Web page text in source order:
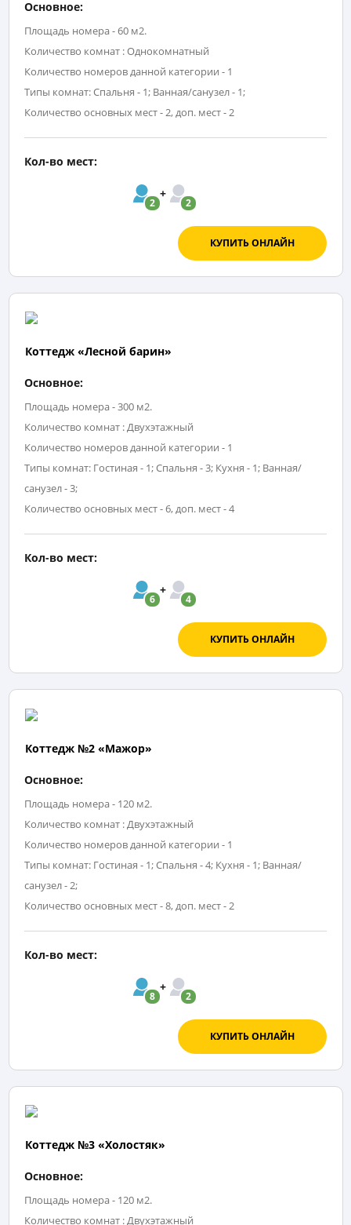
Основное:
Площадь номера - 60 м2.
Количество комнат : Однокомнатный
Количество номеров данной категории - 1
Типы комнат: Спальня - 1; Ванная/санузел - 1;
Количество основных мест - 2, доп. мест - 2
Кол-во мест:
2 2
КУПИТЬ ОНЛАЙН
Коттедж «Лесной барин»
Основное:
Площадь номера - 300 м2.
Количество комнат : Двухэтажный
Количество номеров данной категории - 1
Типы комнат: Гостиная - 1; Спальня - 3; Кухня - 1; Ванная/
санузел - 3;
Количество основных мест - 6, доп. мест - 4
Кол-во мест:
6 4
КУПИТЬ ОНЛАЙН
Коттедж №2 «Мажор»
Основное:
Площадь номера - 120 м2.
Количество комнат : Двухэтажный
Количество номеров данной категории - 1
Типы комнат: Гостиная - 1; Спальня - 4; Кухня - 1; Ванная/
санузел - 2;
Количество основных мест - 8, доп. мест - 2
Кол-во мест:
8 2
КУПИТЬ ОНЛАЙН
Коттедж №3 «Холостяк»
Основное:
Площадь номера - 120 м2.
Количество комнат : Двухэтажный